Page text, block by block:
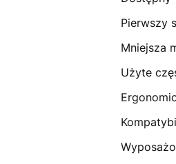
Pierwszy
Mniejsza
Użyte